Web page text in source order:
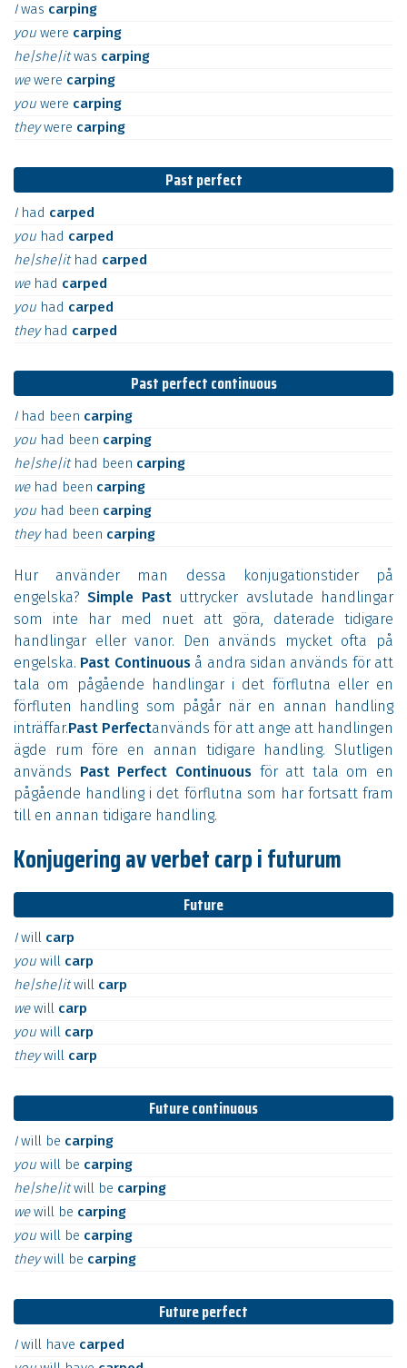
Iwas carping
you were carping
he|she|itwas carping
wewere carping
you were carping
theywere carping
Past perfect
I had carped
you had carped
he|she|it had carped
we had carped
you had carped
they had carped
Past perfect continuous
I had been carping
you had been carping
he|she|it had been carping
we had been carping
you had been carping
they had been carping
Hur använder man dessa konjugationstider på
engelska?Simple Pastuttrycker avslutade handlingar
som inte har med nuet att göra, daterade tidigare
handlingar eller vanor. Den används mycket ofta på
engelska. Past Continuouså andra sidan används för att
tala om pågående handlingar i det förflutna eller en
förfluten handling som pågår när en annan handling
inträffar.Past Perfectanvänds för att ange att handlingen
ägde rum före en annan tidigare handling. Slutligen
används Past Perfect Continuousför att tala om en
pågående handling i det förflutna som har fortsatt fram
till en annan tidigare handling.
Konjugering av verbet carp i futurum
Future
Iwill carp
you will carp
he|she|itwill carp
wewill carp
you will carp
theywill carp
Future continuous
Iwill be carping
you will be carping
he|she|itwill be carping
wewill be carping
you will be carping
theywill be carping
Future perfect
Iwill have carped